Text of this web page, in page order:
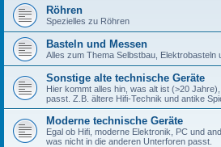
Röhren
Spezielles zu Röhren
Basteln und Messen
Alles zum Thema Selbstbau, Elektrobasteln
Sonstige alte technische Geräte
Hier kommt alles hin, was alt ist (>20
passt. Z.B. ältere Hifi-Technik und antike
Moderne technische Geräte
Egal ob Hifi, moderne Elektronik, PC und
was nicht in die anderen Unterforen passt.